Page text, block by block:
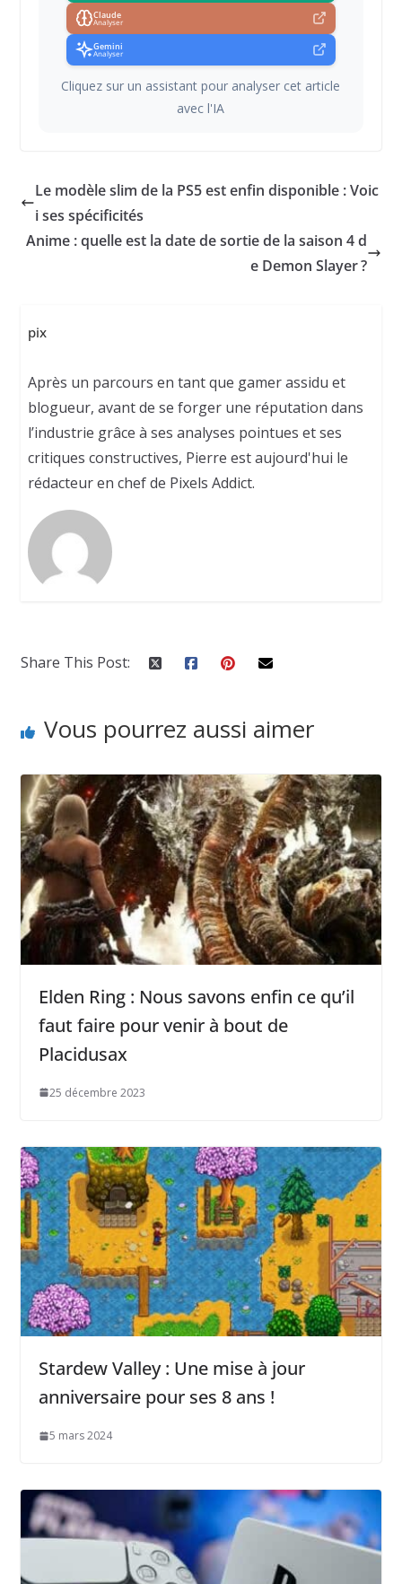
Claude
Analyser
Gemini
Analyser
Cliquez sur un assistant pour analyser cet article
avec l'IA
Le modèle slim de la PS5 est enfin disponible : Voic
i ses spécificités
Anime : quelle est la date de sortie de la saison 4 d
e Demon Slayer ?
pix
Après un parcours en tant que gamer assidu et
blogueur, avant de se forger une réputation dans
l’industrie grâce à ses analyses pointues et ses
critiques constructives, Pierre est aujourd'hui le
rédacteur en chef de Pixels Addict.
Share This Post:
Vous pourrez aussi aimer
Elden Ring : Nous savons enfin ce qu’il
faut faire pour venir à bout de
Placidusax
25 décembre 2023
Stardew Valley : Une mise à jour
anniversaire pour ses 8 ans !
5 mars 2024